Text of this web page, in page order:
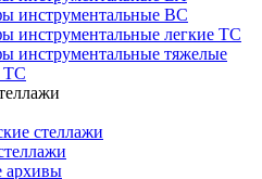
инструментальные ВС
инструментальные легкие ТС
инструментальные тяжелые
стеллажи
архивы